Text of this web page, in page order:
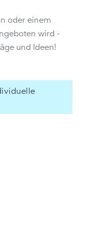
oder einem
wird -
und Ideen!